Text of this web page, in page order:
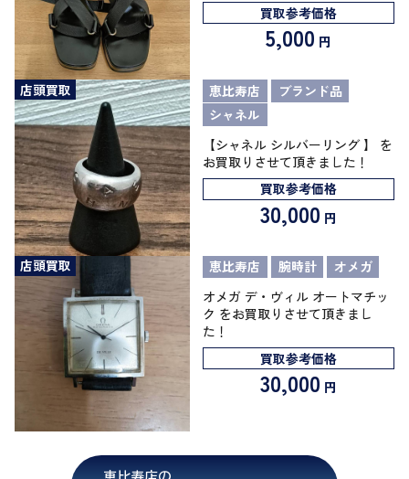
買取参考価格
5,000 円
店頭買取 恵比寿店
ブランド品
シャネル
【シャネル シルバーリング 】 を
お買取りさせて頂きました！
買取参考価格
30,000 円
店頭買取 恵比寿店 腕時計
オメガ
オメガ デ・ヴィル オートマチッ
ク をお買取りさせて頂きまし
た！
買取参考価格
30,000 円